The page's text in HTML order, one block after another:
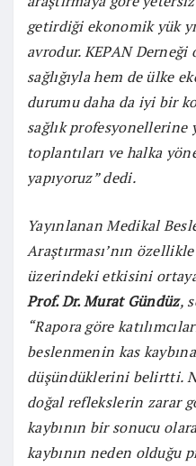
getirdiği ekonomik yük
avrodur. KEPAN Derneği
sağlığıyla hem de ülke
durumu daha da iyi bir
sağlık profesyonellerine
toplantıları ve halka
yapıyoruz” dedi.
Yayınlanan Medikal
Araştırması’nın
üzerindeki etkisini
Prof. Dr. Murat Gündüz,
“Rapora göre
beslenmenin kas
düşündüklerini belirtti.
doğal reflekslerin zarar
kaybının bir sonucu
kaybının neden olduğu